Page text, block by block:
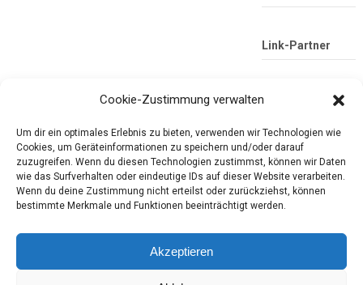
Link-Partner
Tester-Paradies
Produkttests und Alltag
Cookie-Zustimmung verwalten
Um dir ein optimales Erlebnis zu bieten, verwenden wir Technologien wie
Cookies, um Geräteinformationen zu speichern und/oder darauf
zuzugreifen. Wenn du diesen Technologien zustimmst, können wir Daten
wie das Surfverhalten oder eindeutige IDs auf dieser Website verarbeiten.
Wenn du deine Zustimmung nicht erteilst oder zurückziehst, können
bestimmte Merkmale und Funktionen beeinträchtigt werden.
Akzeptieren
Die mobile Version verlassen